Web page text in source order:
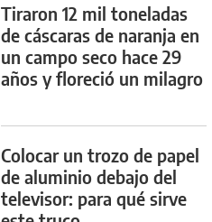
Tiraron 12 mil toneladas
de cáscaras de naranja en
un campo seco hace 29
años y floreció un milagro
Colocar un trozo de papel
de aluminio debajo del
televisor: para qué sirve